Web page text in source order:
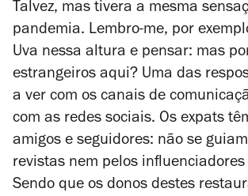
Talvez, mas tivera a mesma
pandemia. Lembro-me, por
Uva nessa altura e pensar: mas
estrangeiros aqui? Uma das
a ver com os canais de
com as redes sociais. Os expats
amigos e seguidores: não se
revistas nem pelos
Sendo que os donos destes